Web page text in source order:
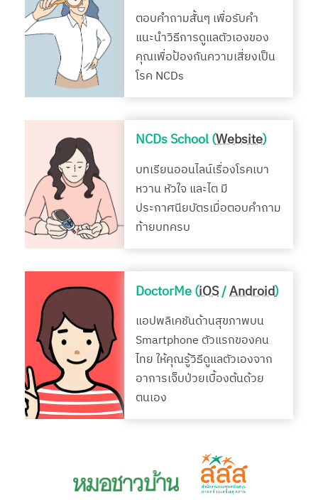
ตอบคำถามสั้นๆ เพื่อรับคำ
แนะนำวิธีการดูแลตัวเองของ
คุณเพื่อป้องกันความเสี่ยงเป็น
โรค NCDs
NCDs School (Website)
บทเรียนออนไลน์เรื่องโรคเบา
หวาน หัวใจ และไต มี
ประกาศนียบัตรเมื่อตอบคำถาม
ท้ายบทครบ
DoctorMe (iOS/Android)
แอปพลิเคชันด้านสุขภาพบน
Smartphone ตัวแรกของคน
ไทย ให้คุณรู้วิธีดูแลตัวเองจาก
อาการเจ็บป่วยเบื้องต้นด้วย
ตนเอง